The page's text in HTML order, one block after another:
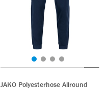
JAKO Polyesterhose Allround